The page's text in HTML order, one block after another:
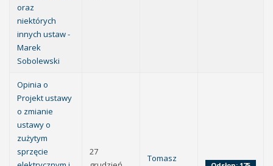
oraz
niektórych
innych ustaw -
Marek
Sobolewski
Opinia o
Projekt ustawy
o zmianie
ustawy o
zużytym
sprzęcie
27
Tomasz